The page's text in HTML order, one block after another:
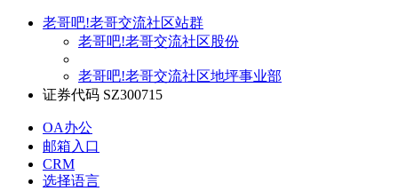
老哥吧!老哥交流社区站群
老哥吧!老哥交流社区股份
老哥吧!老哥交流社区地坪事业部
证券代码 SZ300715
OA办公
邮箱入口
CRM
选择语言